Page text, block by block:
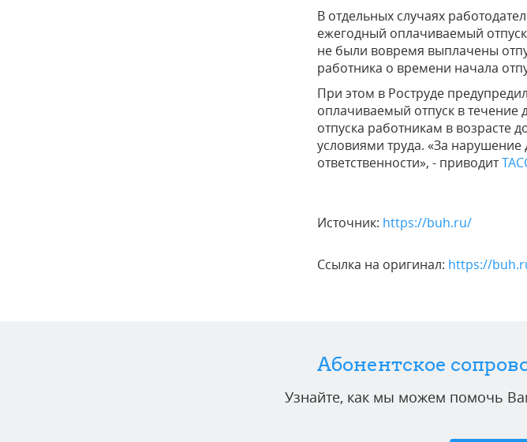
В отдельных случаях
ежегодный оплачиваемый
не были вовремя выплачены
работника о времени начала
При этом в Роструде
оплачиваемый отпуск в течение
отпуска работникам в возрасте
условиями труда. «За
ответственности», - приводит
Источник: https://buh.ru/
Ссылка на оригинал: https://
Абонентское
Узнайте, как мы можем помочь